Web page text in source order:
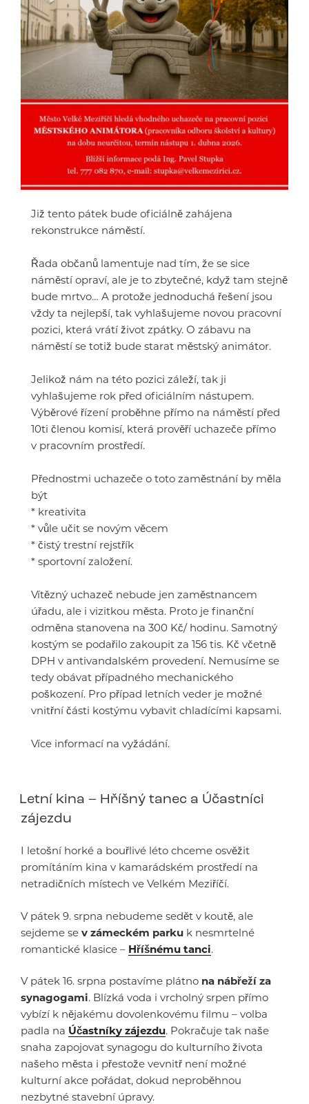
Již tento pátek bude oficiálně zahájena
rekonstrukce náměstí.
Řada občanů lamentuje nad tím, že se sice
náměstí opraví, ale je to zbytečné, když tam stejně
bude mrtvo… A protože jednoduchá řešení jsou
vždy ta nejlepší, tak vyhlašujeme novou pracovní
pozici, která vrátí život zpátky. O zábavu na
náměstí se totiž bude starat městský animátor.
Jelikož nám na této pozici záleží, tak ji
vyhlašujeme rok před oficiálním nástupem.
Výběrové řízení proběhne přímo na náměstí před
10ti členou komisí, která prověří uchazeče přímo
v pracovním prostředí.
Přednostmi uchazeče o toto zaměstnání by měla
být
* kreativita
* vůle učit se novým věcem
* čistý trestní rejstřík
* sportovní založení.
Vítězný uchazeč nebude jen zaměstnancem
úřadu, ale i vizitkou města. Proto je finanční
odměna stanovena na 300 Kč/ hodinu. Samotný
kostým se podařilo zakoupit za 156 tis. Kč včetně
DPH v antivandalském provedení. Nemusíme se
tedy obávat případného mechanického
poškození. Pro případ letních veder je možné
vnitřní části kostýmu vybavit chladícími kapsami.
Více informací na vyžádání.
Letní kina – Hříšný tanec a Účastníci
zájezdu
I letošní horké a bouřlivé léto chceme osvěžit
promítáním kina v kamarádském prostředí na
netradičních místech ve Velkém Meziříčí.
V pátek 9. srpna nebudeme sedět v koutě, ale
sejdeme se v zámeckém parku k nesmrtelné
romantické klasice – Hříšnému tanci.
V pátek 16. srpna postavíme plátno na nábřeží za
synagogami. Blízká voda i vrcholný srpen přímo
vybízí k nějakému dovolenkovému filmu – volba
padla na Účastníky zájezdu. Pokračuje tak naše
snaha zapojovat synagogu do kulturního života
našeho města i přestože vevnitř není možné
kulturní akce pořádat, dokud neproběhnou
nezbytné stavební úpravy.